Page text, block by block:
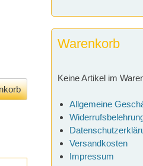
Warenkorb
Keine Artikel im
Allgemeine
Versandkosten
Impressum